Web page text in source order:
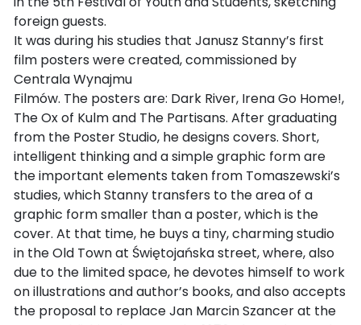
foreign guests.
It was during his studies that Janusz Stanny’s first
film posters were created, commissioned by
Centrala Wynajmu
Filmów. The posters are: Dark River, Irena Go Home!,
The Ox of Kulm and The Partisans. After graduating
from the Poster Studio, he designs covers. Short,
intelligent thinking and a simple graphic form are
the important elements taken from Tomaszewski’s
studies, which Stanny transfers to the area of a
graphic form smaller than a poster, which is the
cover. At that time, he buys a tiny, charming studio
in the Old Town at Świętojańska street, where, also
due to the limited space, he devotes himself to work
on illustrations and author’s books, and also accepts
the proposal to replace Jan Marcin Szancer at the